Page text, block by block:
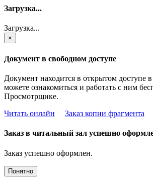
Загрузка...
Загрузка...
×
Документ в свободном доступе
Документ находится в открытом доступе
можете ознакомиться и работать с ним
Просмотрщике.
Читать онлайн
Заказ копии фрагмента
Заказ в читальный зал успешно
Заказ успешно оформлен.
Понятно